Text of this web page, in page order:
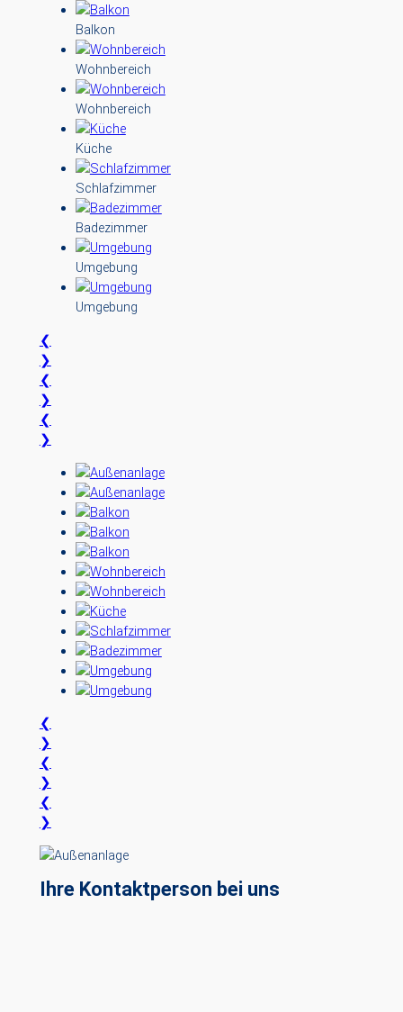
Balkon
Wohnbereich
Wohnbereich
Küche
Schlafzimmer
Badezimmer
Umgebung
Umgebung
❮
❯
❮
❯
❮
❯
❮
❯
❮
❯
❮
❯
Ihre Kontaktperson bei uns